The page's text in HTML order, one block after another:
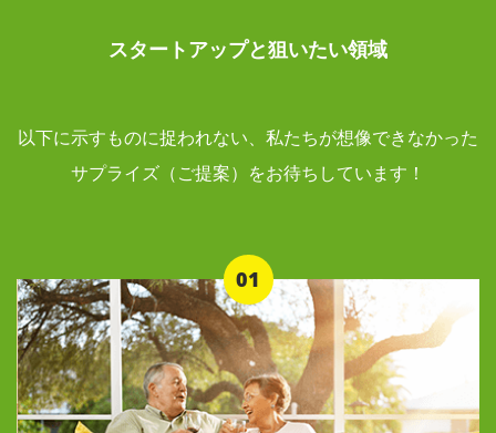
スタートアップと狙いたい領域
以下に示すものに捉われない、私たちが想像できなかった
サプライズ（ご提案）をお待ちしています！
01